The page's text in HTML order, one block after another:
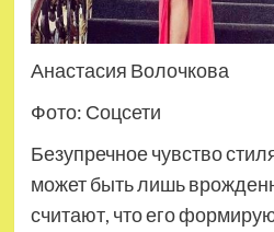
Анастасия Волочкова
Фото: Соцсети
Безупречное чувство
может быть лишь
считают, что его